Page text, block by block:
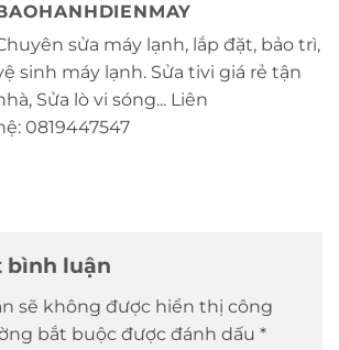
sửa máy lạnh, lắp đặt, bảo trì,
sinh máy lạnh. Sửa tivi giá rẻ tận
Sửa lò vi sóng... Liên
0819447547
bình luận
sẽ không được hiển thị công
bắt buộc được đánh dấu *